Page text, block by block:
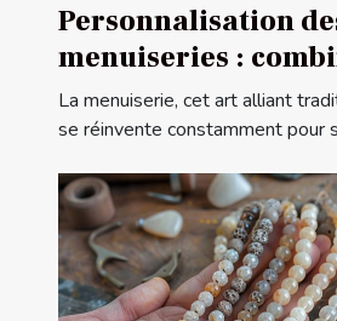
Personnalisation
menuiseries :
esthétique et
La menuiserie, cet art alliant
se réinvente constamment pour